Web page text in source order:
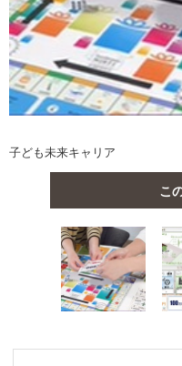
子ども未来キャリア
こ